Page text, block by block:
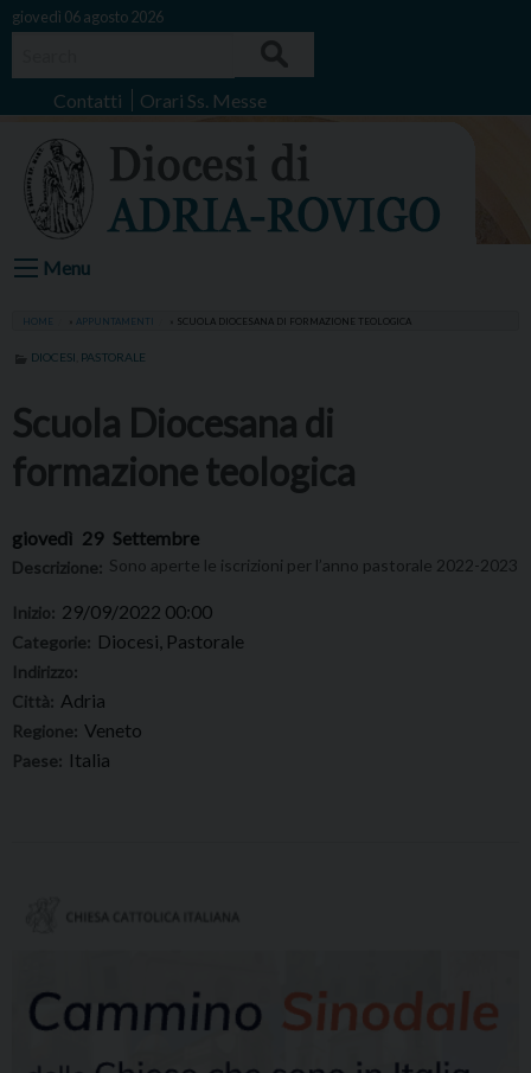
Skip
giovedì 06 agosto 2026
Contatti Orari Ss. Messe
Menu
HOME APPUNTAMENTI SCUOLA DIOCESANA DI FORMAZIONE TEOLOGICA
DIOCESI PASTORALE
Scuola Diocesana di
formazione teologica
giovedì 29 Settembre
Descrizione: Sono aperte le iscrizioni per l’anno pastorale 2022-2023
Inizio: 29/09/2022 00:00
Categorie: Diocesi, Pastorale
Indirizzo:
Città: Adria
Regione: Veneto
Paese: Italia